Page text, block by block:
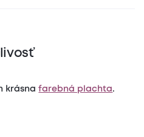
krásnafarebná plachta .